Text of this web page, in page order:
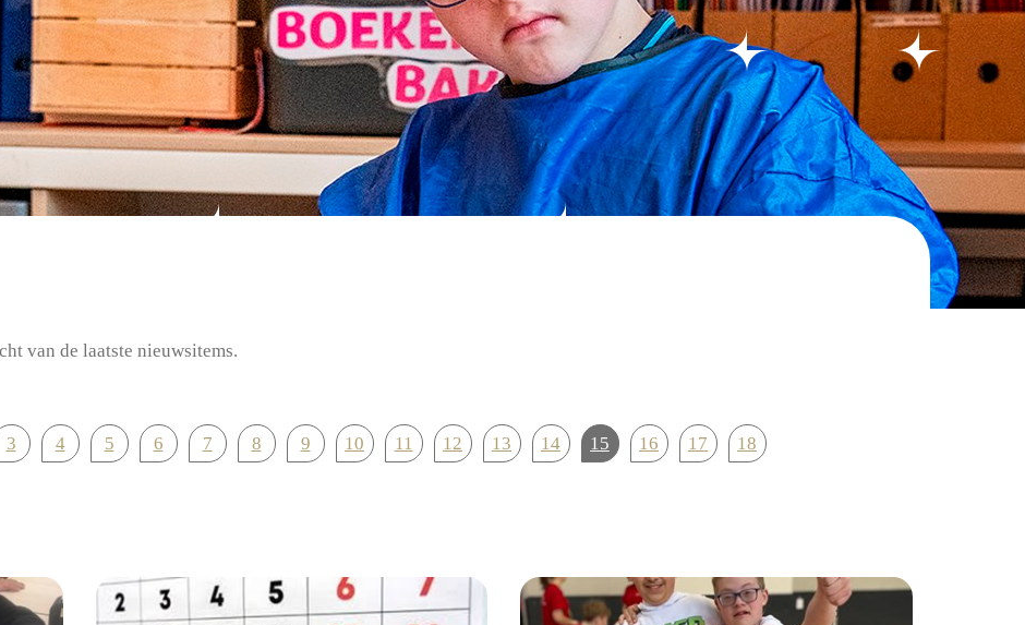
van de laatste nieuwsitems.
3 4 5 6 7 8 9 10 11 12 13 14 15 16 17
18